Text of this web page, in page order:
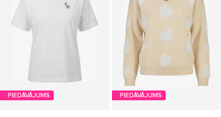
PIEDĀVĀJUMS PIEDĀVĀJUMS